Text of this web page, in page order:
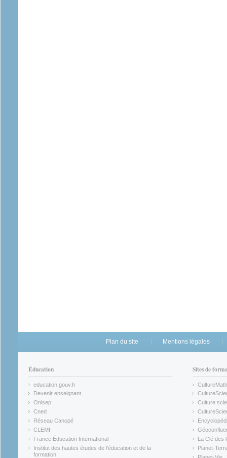
Plan du site Mentions légales
Éducation
education.gouv.fr
(link is external)
Devenir enseignant
(link is external)
Onisep
(link is external)
Cned
(link is external)
Réseau Canopé
(link is external)
CLEMI
(link is external)
France Éducation International
(link is external)
Institut des hautes études de l'éducation et de la
formation
Sites de
CultureMath
(link is
(link is
Culture
(link is
(link is
(link is
La Clé des
(link is
Planet-
(link is